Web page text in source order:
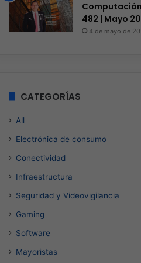
482 | Mayo
4 de mayo de
CATEGORÍAS
All
Electrónica de consumo
Conectividad
Infraestructura
Seguridad y Videovigilancia
Gaming
Software
Mayoristas